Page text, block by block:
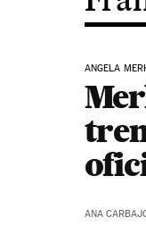
ANGELA
ANA